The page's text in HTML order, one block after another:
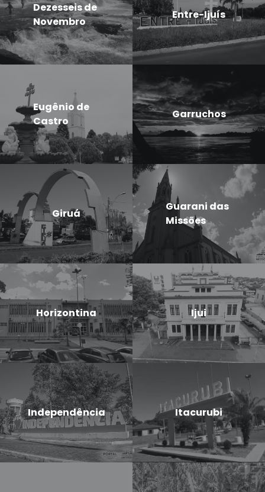
Dezesseis de
Novembro
Entre-Ijuís
Eugênio de
Castro
Garruchos
Giruá
Guarani das
Missões
Horizontina Ijui
Independência Itacurubi